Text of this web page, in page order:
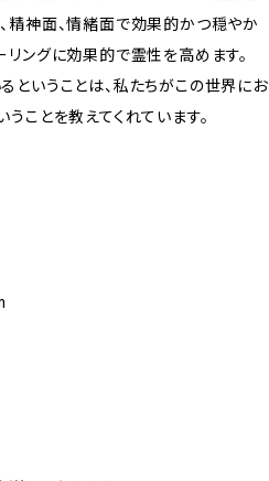
精神面、情緒面で効果的かつ穏やか
リングに効果的で霊性を高めます。
ということは、私たちがこの世界にお
ことを教えてくれています。